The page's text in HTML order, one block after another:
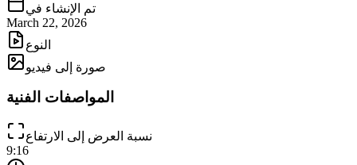
تم الإنشاء في
March 22, 2026
النوع
صورة إلى فيديو
المواصفات الفنية
نسبة العرض إلى الارتفاع
9:16